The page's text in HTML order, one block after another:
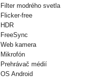
Filter modrého svetla
Flicker-free
HDR
FreeSync
Web kamera
Mikrofón
Prehrávač médií
OS Android